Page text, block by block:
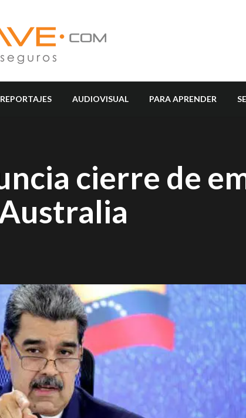
REPORTAJES AUDIOVISUAL PARA APRENDER
cierre de